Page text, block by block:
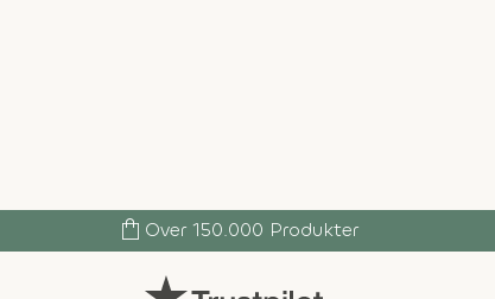
shopping_bag Over 150.000 Produkter